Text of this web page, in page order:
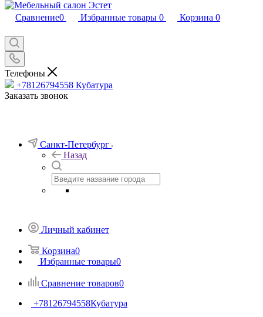
Сравнение0 Избранные товары 0 Корзина 0
Телефоны
+78126794558 Кубатура
Заказать звонок
Санкт-Петербург
Назад
Личный кабинет
Корзина0
Избранные товары0
Сравнение товаров0
+78126794558Кубатура